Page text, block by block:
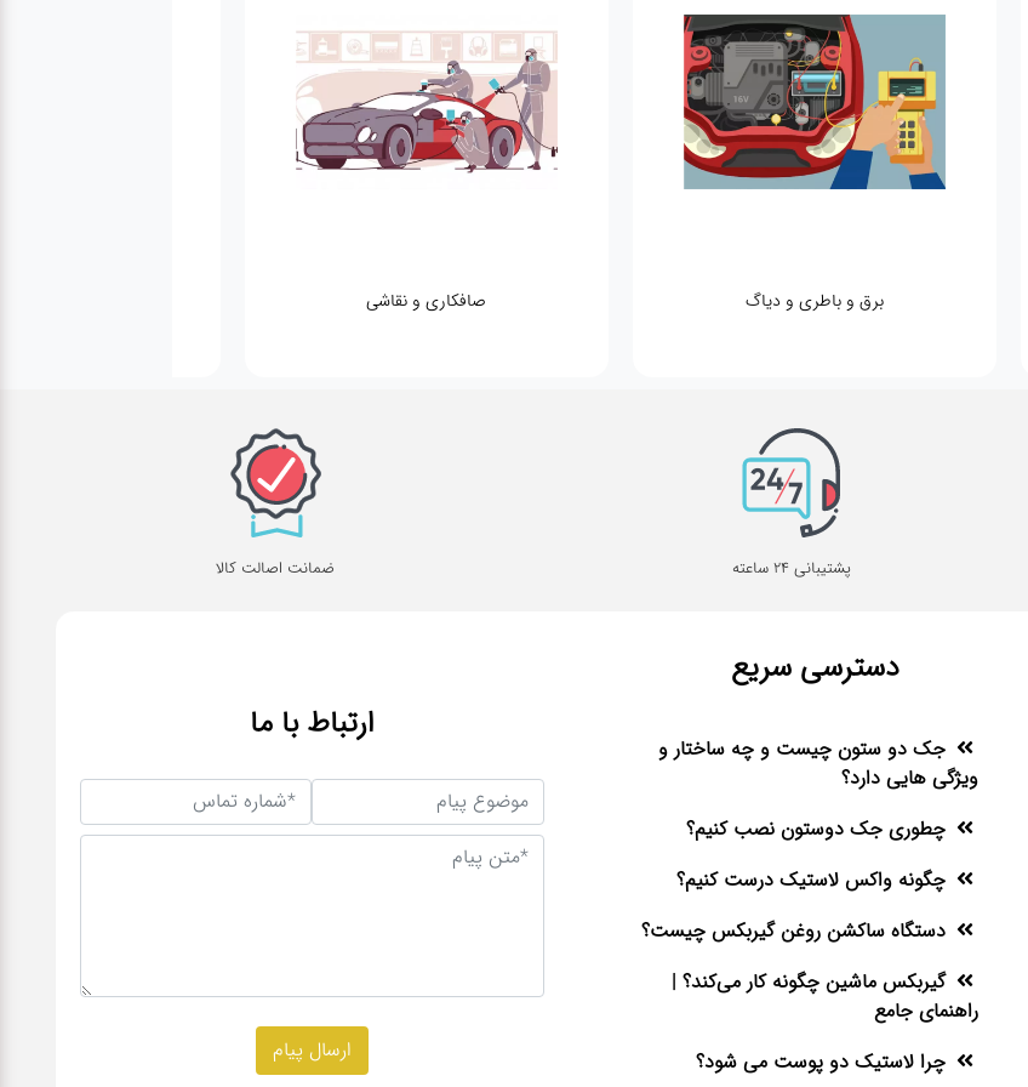
لوازم یدکی
پشتیبانی 24 ساعته ضمانت اصالت کالا
دسترسی سریع
جک دو ستون چیست و چه ساختار و
ویژگی هایی دارد؟
چطوری جک دوستون نصب کنیم؟
چگونه واکس لاستیک درست کنیم؟
دستگاه ساکشن روغن گیربکس چیست؟
گیربکس ماشین چگونه کار می‌کند؟ |
راهنمای جامع
چرا لاستیک دو پوست می شود؟
ارتباط با ما